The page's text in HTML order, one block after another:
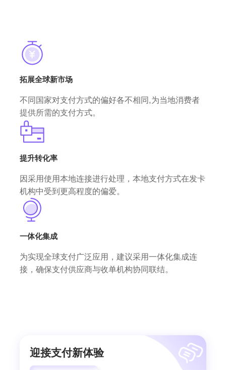
拓展全球新市场
不同国家对支付方式的偏好各不相同,为当地消费者
提供所需的支付方式。
提升转化率
因采用使用本地连接进行处理，本地支付方式在发卡
机构中受到更高程度的偏爱。
一体化集成
为实现全球支付广泛应用，建议采用一体化集成连
接，确保支付供应商与收单机构协同联结。
迎接支付新体验